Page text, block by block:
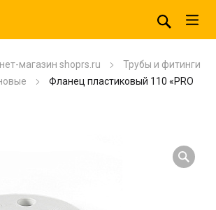
магазин shoprs.ru
Трубы и фитинги
Фланец пластиковый 110 «PRO